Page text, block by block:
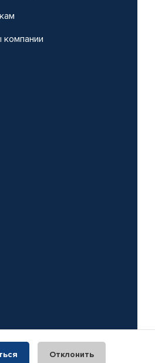
компании
Отклонить